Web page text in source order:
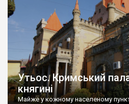
Утьос. Кримський
княгині
Майже у кожному населеному